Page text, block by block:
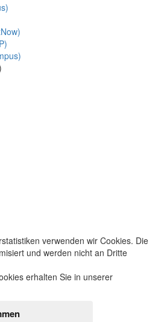
verwenden wir Cookies. Die
und werden nicht an Dritte
erhalten Sie in unserer